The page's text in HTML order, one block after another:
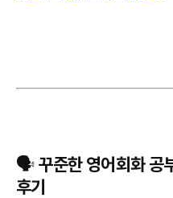
🗣️ 꾸준한 영어회화 공
후기